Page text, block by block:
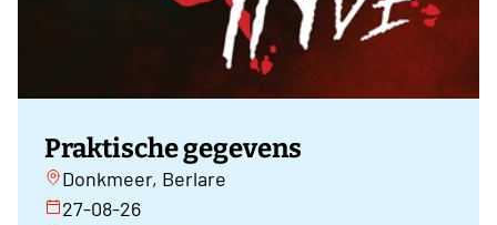
Praktische gegevens
Donkmeer, Berlare
27-08-26